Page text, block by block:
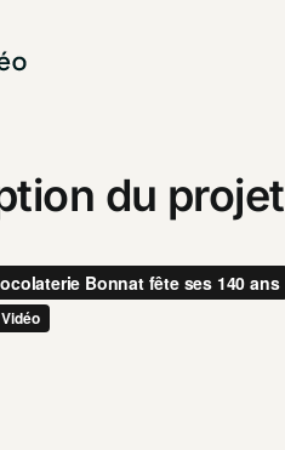
du projet